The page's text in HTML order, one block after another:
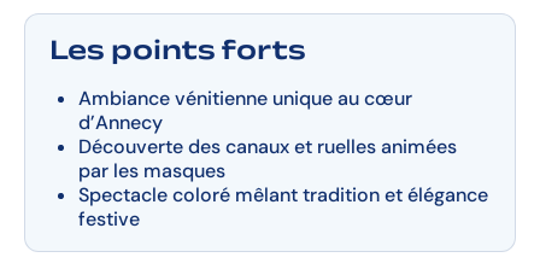
Les points forts
Ambiance vénitienne unique au cœur
d’Annecy
Découverte des canaux et ruelles animées
par les masques
Spectacle coloré mêlant tradition et élégance
festive